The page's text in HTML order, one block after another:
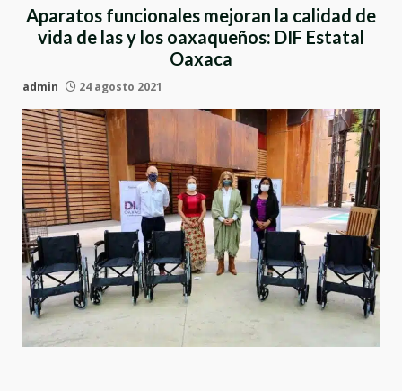
Aparatos funcionales mejoran la calidad de
vida de las y los oaxaqueños: DIF Estatal
Oaxaca
admin 24 agosto 2021